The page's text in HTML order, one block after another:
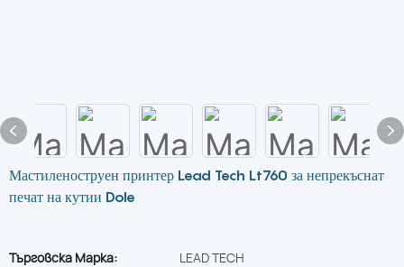
Мастиленоструен принтер Lead Tech Lt760 за непрекъснат
печат на кутии Dole
Търговска Марка:
LEAD TECH